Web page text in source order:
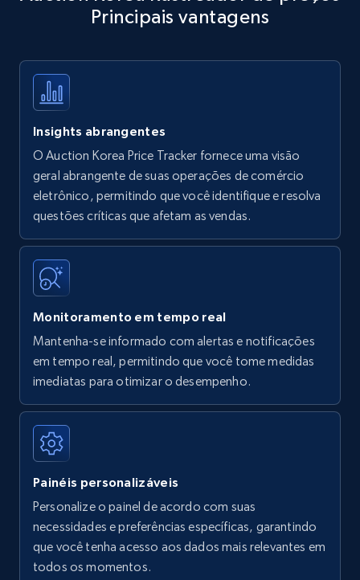
Title, Seller name, Brand, Description, Initial
35.2K+
Amazon products - find products by using
upc numbers
Title, Seller name, Brand, Description, Initial
price, Currency, Availability, Reviews count, and
35.2K+
Amazon Reviews
URL, Product name, Product rating, Product
Author name, Asin, and more.
7.4K+ 870+
Walmart - products
Principais vantagens
Insights abrangentes
O Auction Korea Price Tracker fornece uma visão
geral abrangente de suas operações de comércio
eletrônico, permitindo que você identifique e resolva
questões críticas que afetam as vendas.
Monitoramento em tempo real
Mantenha-se informado com alertas e notificações
em tempo real, permitindo que você tome medidas
imediatas para otimizar o desempenho.
Painéis personalizáveis
Personalize o painel de acordo com suas
necessidades e preferências específicas, garantindo
que você tenha acesso aos dados mais relevantes em
todos os momentos.